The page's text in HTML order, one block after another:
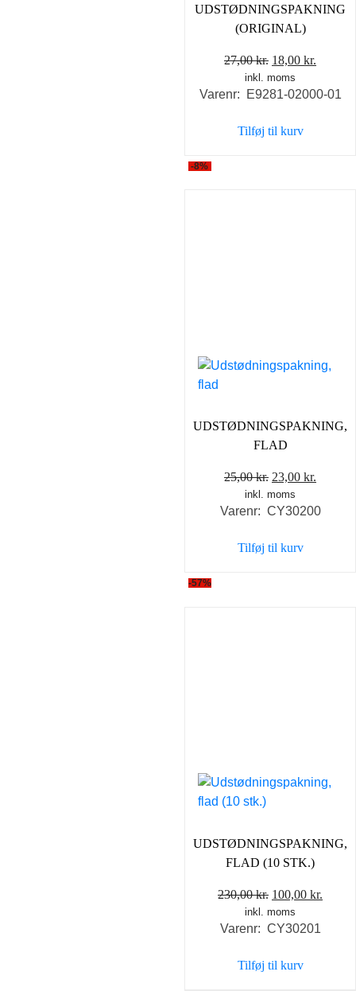
UDSTØDNINGSPAKNING
(ORIGINAL)
27,00kr. Den
oprindelige
pris
27,00 kr..
18,00 kr.
pris
inkl. moms
Varenr: E9281-02000-01
Tilføj til kurv
-8%
UDSTØDNINGSPAKNING,
FLAD
25,00kr. Den
oprindelige
pris
25,00 kr..
23,00 kr.
pris
inkl. moms
Varenr: CY30200
Tilføj til kurv
-57%
UDSTØDNINGSPAKNING,
FLAD (10 STK.)
230,00kr. Den
oprindelige
pris
230,00 kr..
100,00 kr.
inkl. moms
Varenr: CY30201
Tilføj til kurv